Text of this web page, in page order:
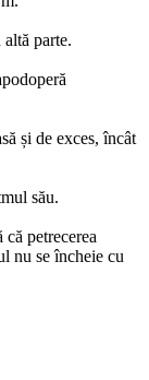
parte.
și de exces, încât
său.
petrecerea
nu se încheie cu